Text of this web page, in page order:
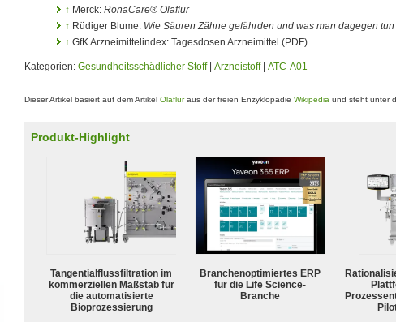
↑ Merck: RonaCare® Olaflur
↑ Rüdiger Blume: Wie Säuren Zähne gefährden und was man dagegen tun
↑ GfK Arzneimittelindex: Tagesdosen Arzneimittel (PDF)
Kategorien: Gesundheitsschädlicher Stoff| Arzneistoff| ATC-A01
Dieser Artikel basiert auf dem Artikel Olafluraus der freien Enzyklopädie Wikipedia und steht unter
Produkt-Highlight
Tangentialflussfiltration im
kommerziellen Maßstab für
die automatisierte
Bioprozessierung
Branchenoptimiertes ERP
für die Life Science-
Branche